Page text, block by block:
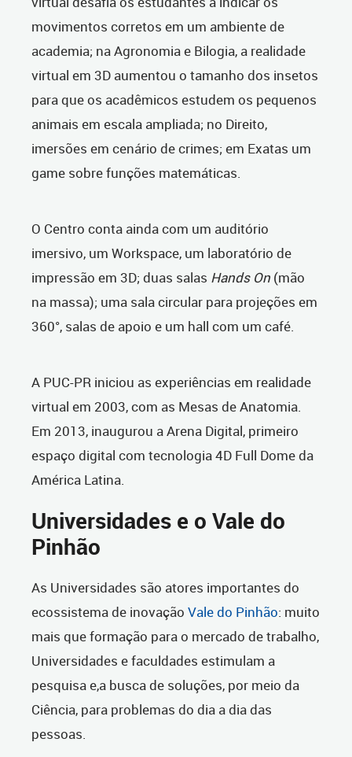
movimentos corretos em um ambiente de
academia; na Agronomia e Bilogia, a realidade
virtual em 3D aumentou o tamanho dos insetos
para que os acadêmicos estudem os pequenos
animais em escala ampliada; no Direito,
imersões em cenário de crimes; em Exatas um
game sobre funções matemáticas.
O Centro conta ainda com um auditório
imersivo, um Workspace, um laboratório de
impressão em 3D; duas salas Hands On (mão
na massa); uma sala circular para projeções em
360°, salas de apoio e um hall com um café.
A PUC-PR iniciou as experiências em realidade
virtual em 2003, com as Mesas de Anatomia.
Em 2013, inaugurou a Arena Digital, primeiro
espaço digital com tecnologia 4D Full Dome da
América Latina.
Universidades e o Vale do
Pinhão
As Universidades são atores importantes do
ecossistema de inovação Vale do Pinhão: muito
mais que formação para o mercado de trabalho,
Universidades e faculdades estimulam a
pesquisa e,a busca de soluções, por meio da
Ciência, para problemas do dia a dia das
pessoas.